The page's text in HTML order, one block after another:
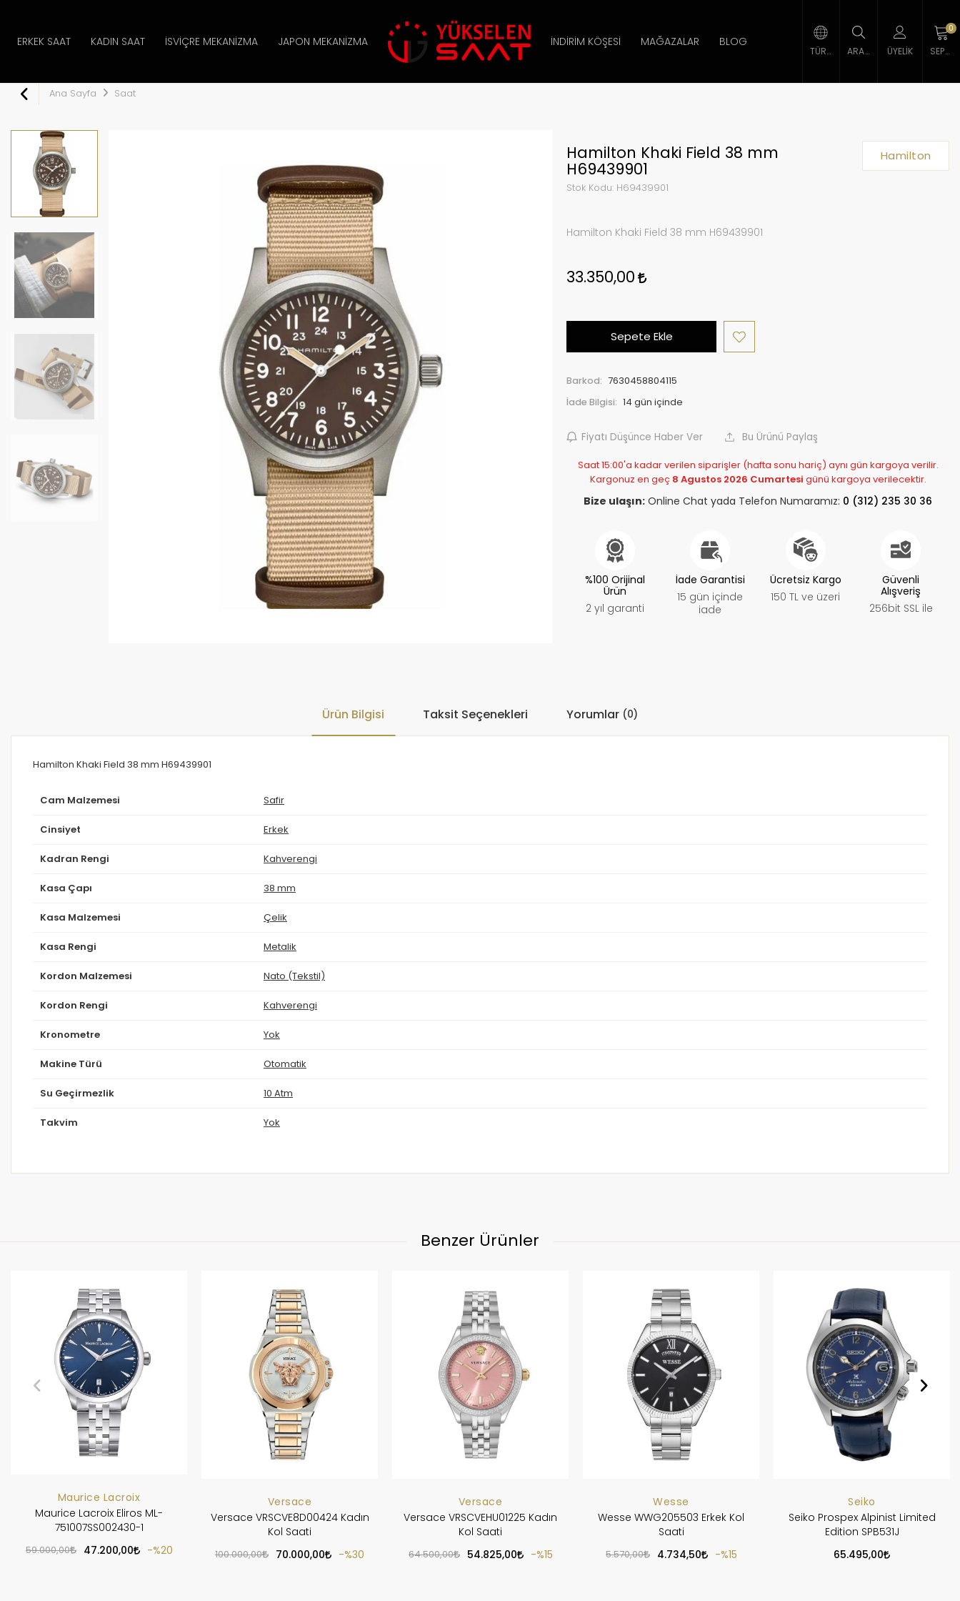
ERKEK SAAT KADIN SAAT İSVIÇRE MEKANIZMA JAPON MEKANIZMA İNDIRIM KÖŞESI MAĞAZALAR BLOG
ÜYELIK
0
Ana Sayfa Saat
Hamilton
Hamilton Khaki Field 38 mm
H69439901
Stok Kodu: H69439901
Hamilton Khaki Field 38 mm H69439901
33.350,00
Sepete Ekle
Barkod: 7630458804115
İade Bilgisi:
Fiyatı Düşünce Haber Ver Bu Ürünü Paylaş
Saat 15:00'a kadar verilen siparişler (hafta sonu hariç) aynı gün kargoya verilir.
Kargonuz en geç 8 Agustos 2026 Cumartesi günü kargoya verilecektir.
Bize ulaşın: Online Chat yada Telefon Numaramız: 0 (312) 235 30 36
%100 Orijinal
Ürün
2 yıl garanti
İade Garantisi
15 gün içinde
iade
Ücretsiz Kargo
150 TL ve üzeri
Güvenli
Alışveriş
256bit SSL ile
Ürün Bilgisi Taksit Seçenekleri Yorumlar (0)
Hamilton Khaki Field 38 mm H69439901
Cam Malzemesi Safir
Cinsiyet Erkek
Kadran Rengi Kahverengi
Kasa Çapı 38 mm
Kasa Malzemesi Çelik
Kasa Rengi Metalik
Kordon Malzemesi Nato (Tekstil)
Kordon Rengi Kahverengi
Kronometre Yok
Makine Türü Otomatik
Su Geçirmezlik 10 Atm
Takvim Yok
Benzer Ürünler
Maurice Lacroix
Maurice Lacroix Eliros ML-
751007SS002430-1
59.000,00 47.200,00 %20
Versace
Versace VRSCVE8D00424 Kadın
Kol Saati
100.000,00 70.000,00 %30
Versace
Versace VRSCVEHU01225 Kadın
Kol Saati
64.500,00 54.825,00 %15
Wesse
Wesse WWG205503 Erkek Kol
Saati
5.570,00 4.734,50 %15
Seiko
Seiko Prospex Alpinist Limited
Edition SPB531J
65.495,00